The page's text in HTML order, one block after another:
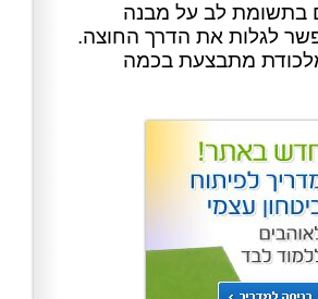
בתשומת לב על מבנה
לגלות את הדרך החוצה.
מתבצעת בכמה